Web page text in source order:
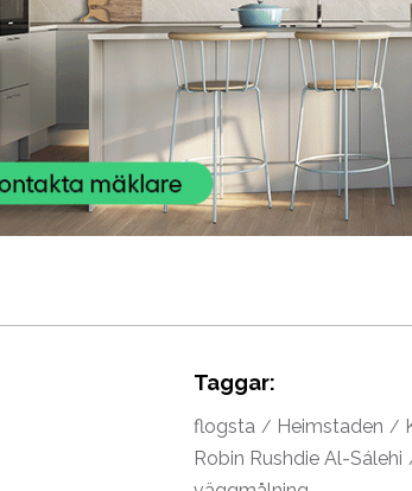
Taggar:
flogsta Heimstaden
Robin Rushdie Al-Sálehi